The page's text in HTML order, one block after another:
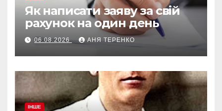
Як написати заяву за свій
рахунок на один день
06.08.2026 АНЯ ТЕРЕНКО
ІНШЕ